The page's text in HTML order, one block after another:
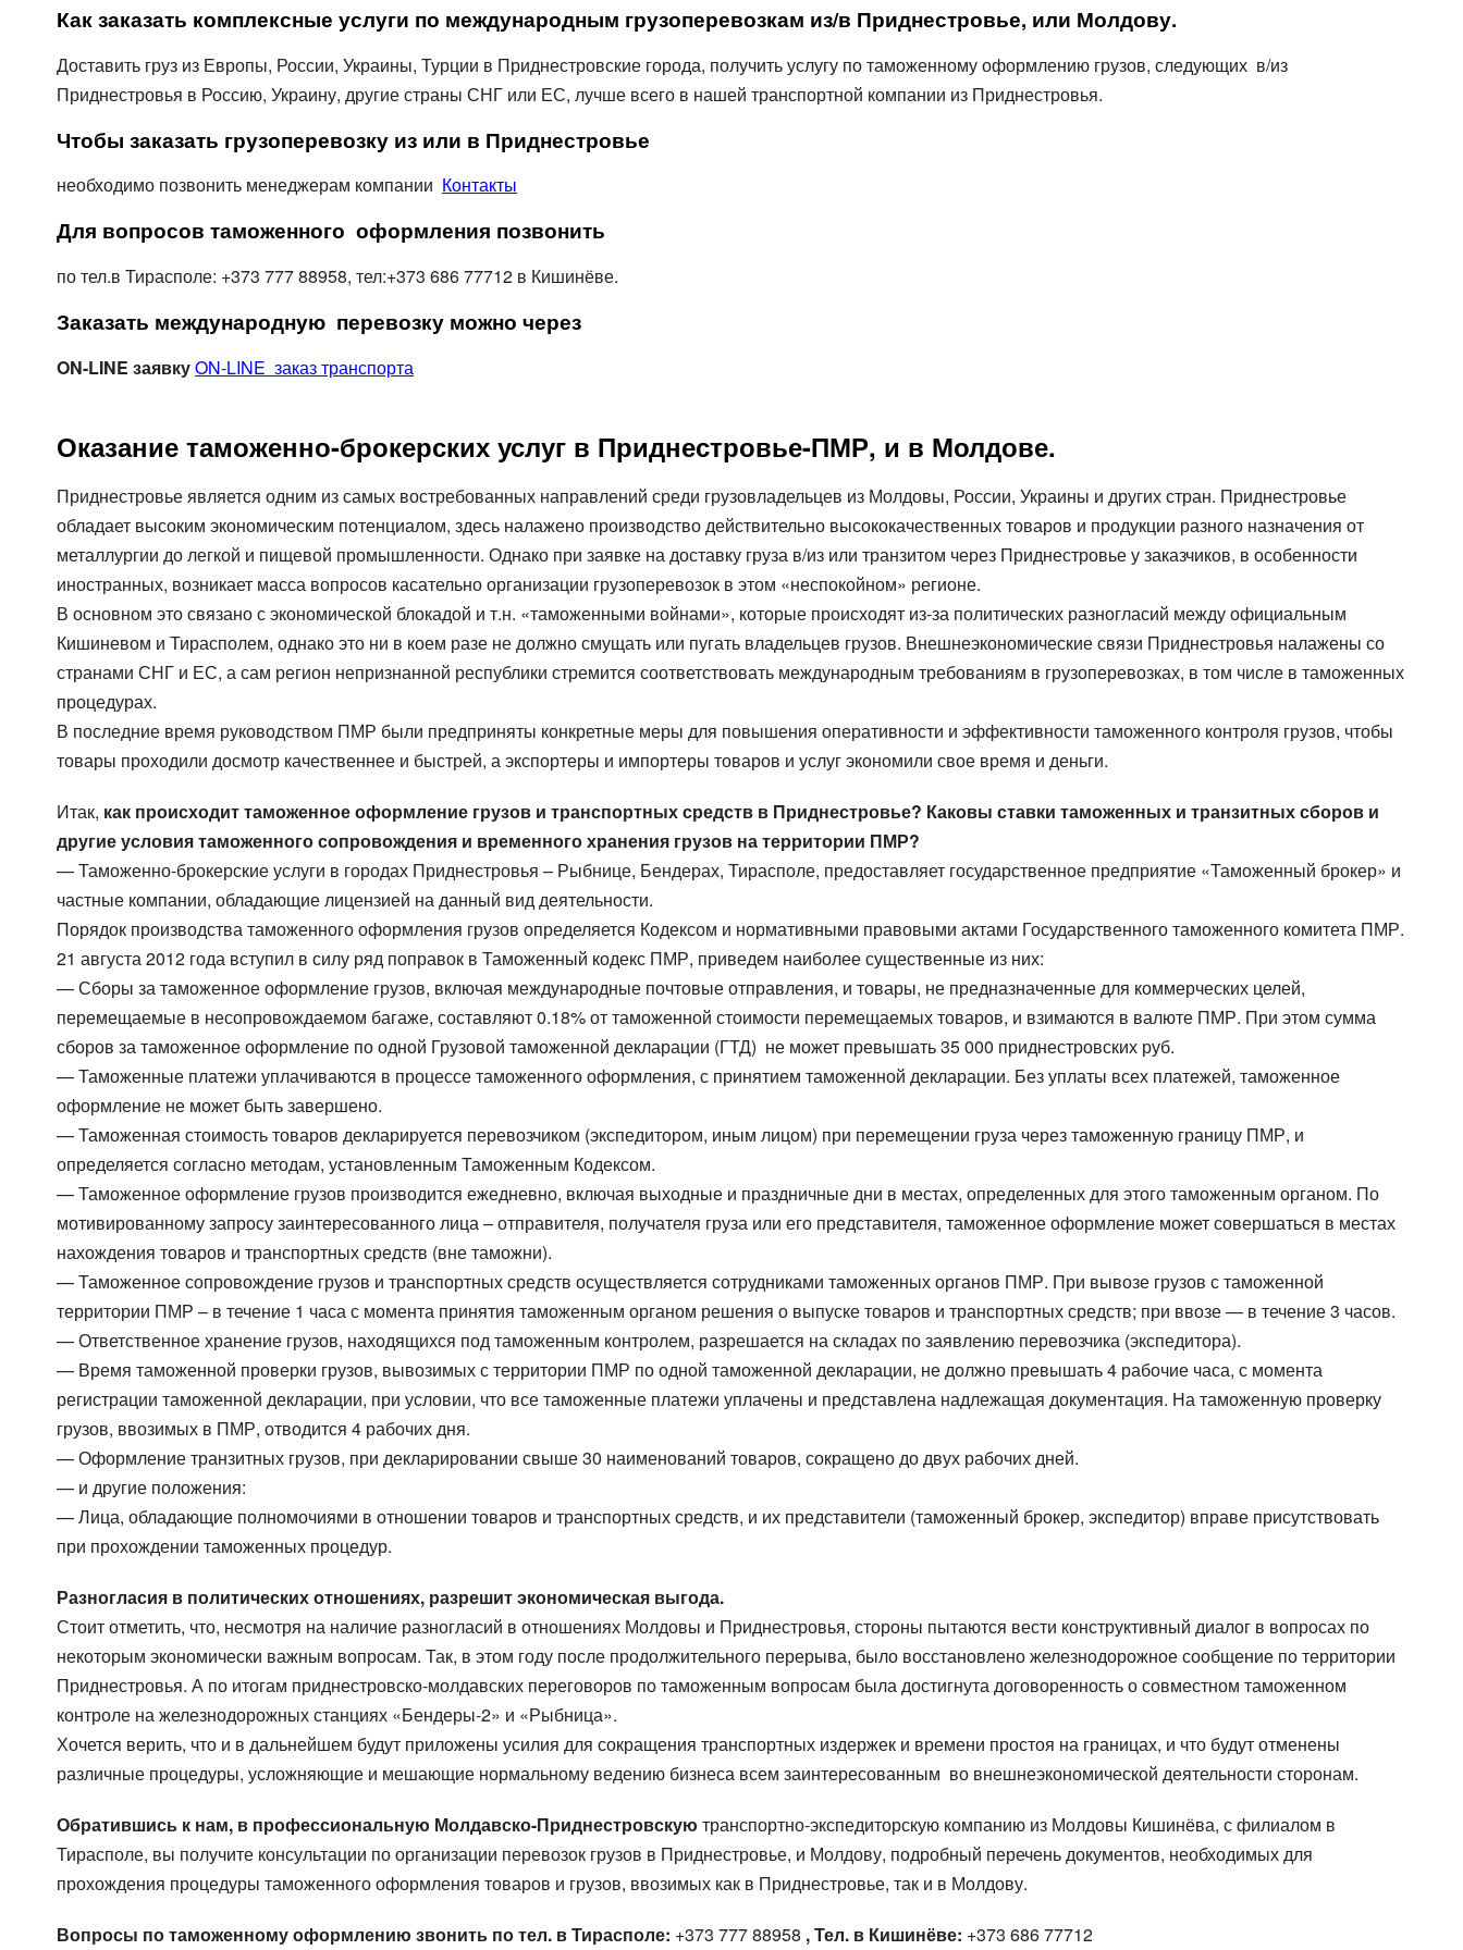
Авто транспорт
Ж.Д. транспорт
Морской транспорт
Как заказать комплексные услуги по международным грузоперевозкам из/в Приднестровье, или Молдову.
Доставить груз из Европы, России, Украины, Турции в Приднестровские города, получить услугу по таможенному оформлению грузов, следующих в/из
Приднестровья в Россию, Украину, другие страны СНГ или ЕС, лучше всего в нашей транспортной компании из Приднестровья.
Чтобы заказать грузоперевозку из или в Приднестровье
необходимо позвонить менеджерам компании Контакты
Для вопросов таможенного оформления позвонить
по тел.в Тирасполе: +373 777 88958, тел:+373 686 77712 в Кишинёве.
Заказать международную перевозку можно через
ON-LINE заявкуON-LINE заказ транспорта
Оказание таможенно-брокерских услуг в Приднестровье-ПМР, и в Молдове.
Приднестровье является одним из самых востребованных направлений среди грузовладельцев из Молдовы, России, Украины и других стран. Приднестровье
обладает высоким экономическим потенциалом, здесь налажено производство действительно высококачественных товаров и продукции разного назначения от
металлургии до легкой и пищевой промышленности. Однако при заявке на доставку груза в/из или транзитом через Приднестровье у заказчиков, в особенности
иностранных, возникает масса вопросов касательно организации грузоперевозок в этом «неспокойном» регионе.
В основном это связано с экономической блокадой и т.н. «таможенными войнами», которые происходят из-за политических разногласий между официальным
Кишиневом и Тирасполем, однако это ни в коем разе не должно смущать или пугать владельцев грузов. Внешнеэкономические связи Приднестровья налажены со
странами СНГ и ЕС, а сам регион непризнанной республики стремится соответствовать международным требованиям в грузоперевозках, в том числе в таможенных
процедурах.
В последние время руководством ПМР были предприняты конкретные меры для повышения оперативности и эффективности таможенного контроля грузов, чтобы
товары проходили досмотр качественнее и быстрей, а экспортеры и импортеры товаров и услуг экономили свое время и деньги.
Итак, как происходит таможенное оформление грузов и транспортных средств в Приднестровье? Каковы ставки таможенных и транзитных сборов и
другие условия таможенного сопровождения и временного хранения грузов на территории ПМР?
— Таможенно-брокерские услуги в городах Приднестровья – Рыбнице, Бендерах, Тирасполе, предоставляет государственное предприятие «Таможенный брокер» и
частные компании, обладающие лицензией на данный вид деятельности.
Порядок производства таможенного оформления грузов определяется Кодексом и нормативными правовыми актами Государственного таможенного комитета ПМР.
21 августа 2012 года вступил в силу ряд поправок в Таможенный кодекс ПМР, приведем наиболее существенные из них:
— Сборы за таможенное оформление грузов, включая международные почтовые отправления, и товары, не предназначенные для коммерческих целей,
перемещаемые в несопровождаемом багаже, составляют 0.18% от таможенной стоимости перемещаемых товаров, и взимаются в валюте ПМР. При этом сумма
сборов за таможенное оформление по одной Грузовой таможенной декларации (ГТД) не может превышать 35 000 приднестровских руб.
— Таможенные платежи уплачиваются в процессе таможенного оформления, с принятием таможенной декларации. Без уплаты всех платежей, таможенное
оформление не может быть завершено.
— Таможенная стоимость товаров декларируется перевозчиком (экспедитором, иным лицом) при перемещении груза через таможенную границу ПМР, и
определяется согласно методам, установленным Таможенным Кодексом.
— Таможенное оформление грузов производится ежедневно, включая выходные и праздничные дни в местах, определенных для этого таможенным органом. По
мотивированному запросу заинтересованного лица – отправителя, получателя груза или его представителя, таможенное оформление может совершаться в местах
нахождения товаров и транспортных средств (вне таможни).
— Таможенное сопровождение грузов и транспортных средств осуществляется сотрудниками таможенных органов ПМР. При вывозе грузов с таможенной
территории ПМР – в течение 1 часа с момента принятия таможенным органом решения о выпуске товаров и транспортных средств; при ввозе — в течение 3 часов.
— Ответственное хранение грузов, находящихся под таможенным контролем, разрешается на складах по заявлению перевозчика (экспедитора).
— Время таможенной проверки грузов, вывозимых с территории ПМР по одной таможенной декларации, не должно превышать 4 рабочие часа, с момента
регистрации таможенной декларации, при условии, что все таможенные платежи уплачены и представлена надлежащая документация. На таможенную проверку
грузов, ввозимых в ПМР, отводится 4 рабочих дня.
— Оформление транзитных грузов, при декларировании свыше 30 наименований товаров, сокращено до двух рабочих дней.
— и другие положения:
— Лица, обладающие полномочиями в отношении товаров и транспортных средств, и их представители (таможенный брокер, экспедитор) вправе присутствовать
при прохождении таможенных процедур.
Разногласия в политических отношениях, разрешит экономическая выгода.
Стоит отметить, что, несмотря на наличие разногласий в отношениях Молдовы и Приднестровья, стороны пытаются вести конструктивный диалог в вопросах по
некоторым экономически важным вопросам. Так, в этом году после продолжительного перерыва, было восстановлено железнодорожное сообщение по территории
Приднестровья. А по итогам приднестровско-молдавских переговоров по таможенным вопросам была достигнута договоренность о совместном таможенном
контроле на железнодорожных станциях «Бендеры-2» и «Рыбница».
Хочется верить, что и в дальнейшем будут приложены усилия для сокращения транспортных издержек и времени простоя на границах, и что будут отменены
различные процедуры, усложняющие и мешающие нормальному ведению бизнеса всем заинтересованным во внешнеэкономической деятельности сторонам.
Обратившись к нам, в профессиональную Молдавско-Приднестровскую транспортно-экспедиторскую компанию из Молдовы Кишинёва, с филиалом в
Тирасполе, вы получите консультации по организации перевозок грузов в Приднестровье, и Молдову, подробный перечень документов, необходимых для
прохождения процедуры таможенного оформления товаров и грузов, ввозимых как в Приднестровье, так и в Молдову.
Вопросы по таможенному оформлению звонить по тел. в Тирасполе: +373 777 88958 , Тел. в Кишинёве: +373 686 77712
Наименование груза Дата погрузки Тип транспорта Вес груза (т)
Тип транспорта Свободен с Вес груза (т) Объем груза